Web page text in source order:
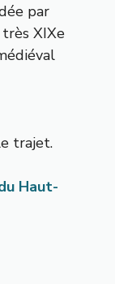
par
XIXe
trajet.
Haut-